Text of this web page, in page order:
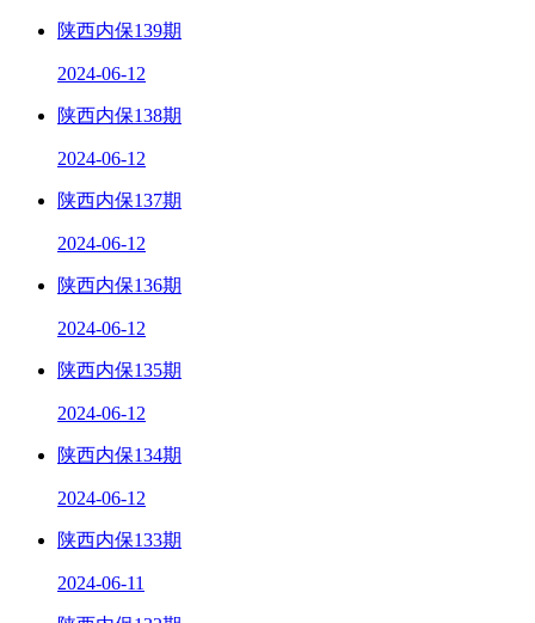
陕西内保139期
2024-06-12
陕西内保138期
2024-06-12
陕西内保137期
2024-06-12
陕西内保136期
2024-06-12
陕西内保135期
2024-06-12
陕西内保134期
2024-06-12
陕西内保133期
2024-06-11